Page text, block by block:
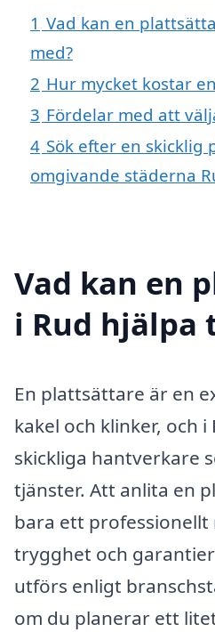
1 Vad kan en
med?
2 Hur mycket kostar
3 Fördelar med att
4 Sök efter en skicklig
omgivande städerna
Vad kan en
i Rud hjälpa
En plattsättare är en
kakel och klinker, och
skickliga hantverkare
tjänster. Att anlita en
bara ett professionellt
trygghet och
utförs enligt
om du planerar ett